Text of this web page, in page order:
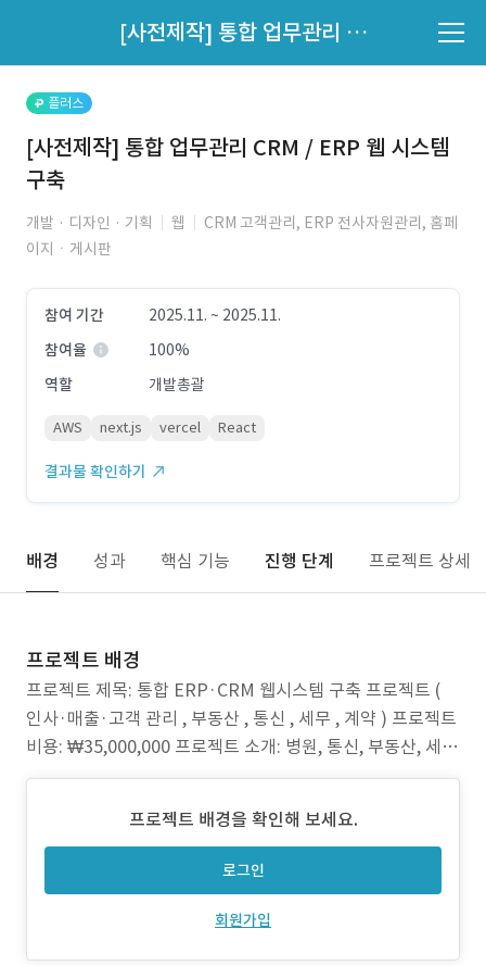
[사전제작] 통합 업무관리 CRM / ERP 웹 시스템 구축
지원자 목록 바로가기
플러스
[사전제작] 통합 업무관리 CRM / ERP 웹 시스템
구축
개발 · 디자인 · 기획 웹
CRM 고객관리, ERP 전사자원관리, 홈페
이지ㆍ게시판
참여 기간
2025.11. ~ 2025.11.
참여율
100%
역할
개발총괄
AWS next.js vercel React
결과물 확인하기
배경 성과 핵심 기능 진행 단계 프로젝트 상세
프로젝트 배경
프로젝트 제목: 통합 ERP·CRM 웹시스템 구축 프로젝트 (
인사·매출·고객 관리 , 부동산 , 통신 , 세무 , 계약 ) 프로젝트
비용: ₩35,000,000 프로젝트 소개: 병원, 통신, 부동산, 세무
등 다양한 업종의 업무 환경에 맞춘 통합 ERP·CRM 웹 시스
관리 등 핵심 업무를 하나의 플랫폼에서 간단하고 효율적으
프로젝트 배경을 확인해 보세요.
로그인
회원가입